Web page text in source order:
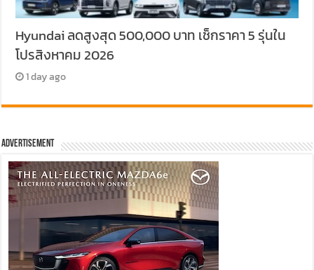
Hyundai ลดสูงสุด 500,000 บาท เช็กราคา 5 รุ่นใน
โปรสิงหาคม 2026
1 day ago
Advertisement